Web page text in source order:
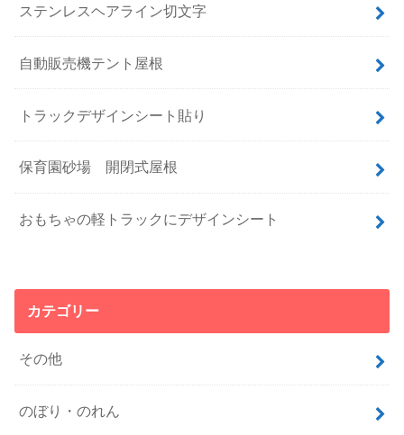
ステンレスヘアライン切文字
自動販売機テント屋根
トラックデザインシート貼り
保育園砂場 開閉式屋根
おもちゃの軽トラックにデザインシート
カテゴリー
その他
のぼり・のれん